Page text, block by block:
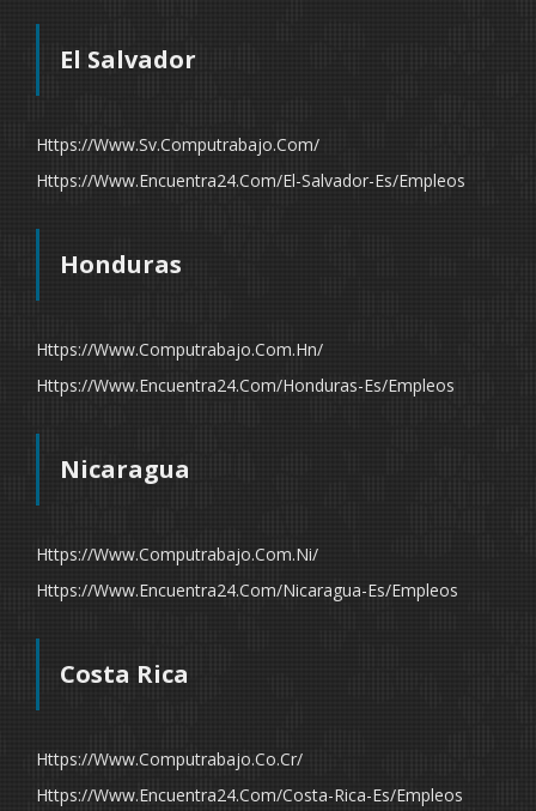
El Salvador
Https://www.sv.computrabajo.com/
Https://www.encuentra24.com/el-Salvador-Es/empleos
Honduras
Https://www.computrabajo.com.hn/
Https://www.encuentra24.com/honduras-Es/empleos
Nicaragua
Https://www.computrabajo.com.ni/
Https://www.encuentra24.com/nicaragua-Es/empleos
Costa Rica
Https://www.computrabajo.co.cr/
Https://www.encuentra24.com/costa-Rica-Es/empleos